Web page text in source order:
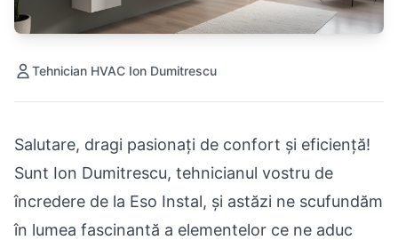
Tehnician HVAC Ion Dumitrescu
Salutare, dragi pasionați de confort și eficiență!
Sunt Ion Dumitrescu, tehnicianul vostru de
încredere de la Eso Instal, și astăzi ne scufundăm
în lumea fascinantă a elementelor ce ne aduc